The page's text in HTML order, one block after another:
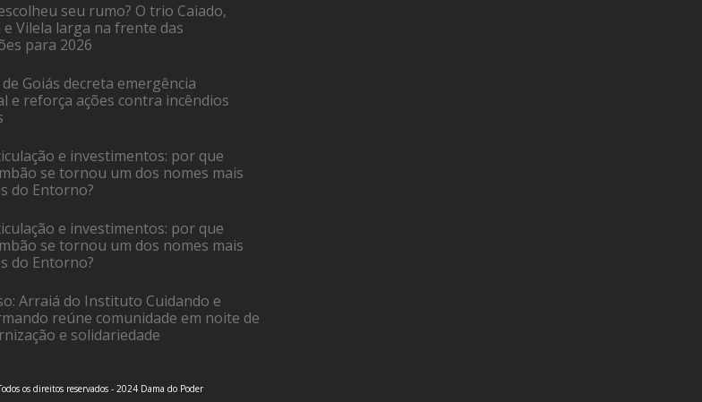
seu rumo? O trio Caiado,
e Vilela larga na frente das
para 2026
Goiás decreta emergência
e reforça ações contra incêndios
e investimentos: por que
se tornou um dos nomes mais
do Entorno?
e investimentos: por que
se tornou um dos nomes mais
do Entorno?
Arraiá do Instituto Cuidando e
reúne comunidade em noite de
e solidariedade
os direitos reservados - 2024 Dama do Poder